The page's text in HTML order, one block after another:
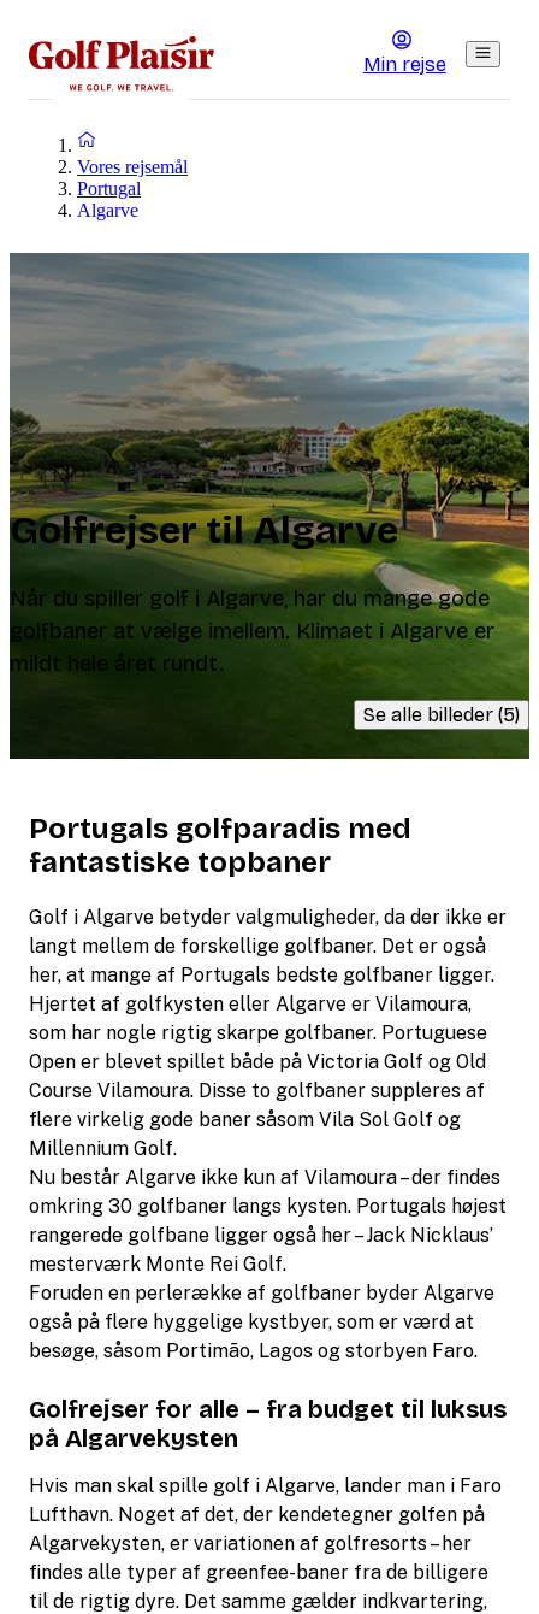
Min rejse
Vores rejsemål
Portugal
Algarve
Golfrejser til Algarve
Når du spiller golf i Algarve, har du mange gode
golfbaner at vælge imellem. Klimaet i Algarve er
mildt hele året rundt.
Se alle billeder (5)
Portugals golfparadis med
fantastiske topbaner
Golf i Algarve betyder valgmuligheder, da der ikke er
langt mellem de forskellige golfbaner. Det er også
her, at mange af Portugals bedste golfbaner ligger.
Hjertet af golfkysten eller Algarve er Vilamoura,
som har nogle rigtig skarpe golfbaner. Portuguese
Open er blevet spillet både på Victoria Golf og Old
Course Vilamoura. Disse to golfbaner suppleres af
flere virkelig gode baner såsom Vila Sol Golf og
Millennium Golf.
Nu består Algarve ikke kun af Vilamoura – der findes
omkring 30 golfbaner langs kysten. Portugals højest
rangerede golfbane ligger også her – Jack Nicklaus’
mesterværk Monte Rei Golf.
Foruden en perlerække af golfbaner byder Algarve
også på flere hyggelige kystbyer, som er værd at
besøge, såsom Portimão, Lagos og storbyen Faro.
Golfrejser for alle – fra budget til luksus
på Algarvekysten
Hvis man skal spille golf i Algarve, lander man i Faro
Lufthavn. Noget af det, der kendetegner golfen på
Algarvekysten, er variationen af golfresorts – her
findes alle typer af greenfee-baner fra de billigere
til de rigtig dyre. Det samme gælder indkvartering,